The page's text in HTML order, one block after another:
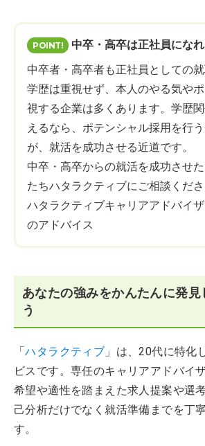
中卒・高卒は正社員にな
中卒者・高卒者も正社員としての就
学歴は重視せず、本人のやる気や
視する企業は多くあります。学歴
えるなら、ポテンシャル採用を行
が、就活を成功させる近道です。
中卒・高卒からの就活を成功させ
たちハタラクティブにご相談くださ
ハタラクティブキャリアアドバイ
のアドバイス
あなたの強みをかんたんに発見
う
「ハタラクティブ 」は、20代に特化
ビスです。専任のキャリアアドバイ
希望や適性を踏まえた求人提案や選
己分析だけでなく就活準備までを丁
す。